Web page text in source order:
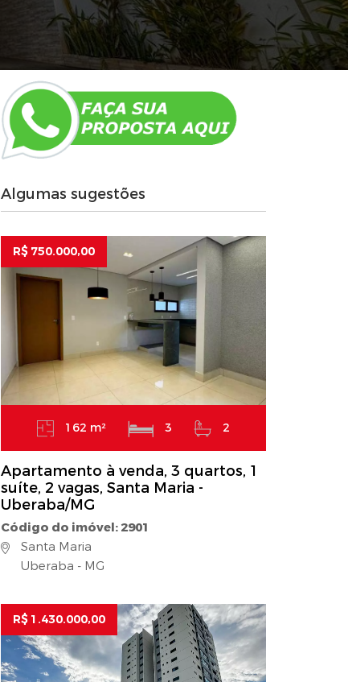
Algumas sugestões
R$ 750.000,00
162 m² 3 2
Apartamento à venda, 3 quartos, 1
suíte, 2 vagas, Santa Maria -
Uberaba/MG
Código do imóvel: 2901
Santa Maria
Uberaba - MG
R$ 1.430.000,00